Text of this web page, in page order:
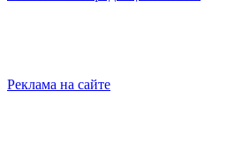
Реклама на сайте